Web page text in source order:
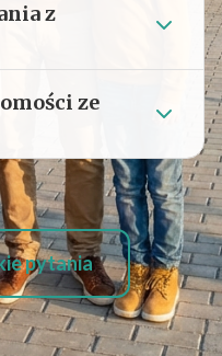
z
ze
pytania